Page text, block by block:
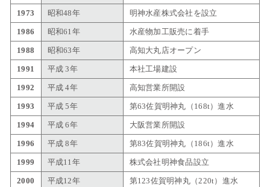
1973 昭和48年 明神水産株式会社を設立
1986 昭和61年 水産物加工販売に着手
1988 昭和63年 高知大丸店オープン
1991 平成 3年 本社工場建設
1992 平成 4年 高知営業所開設
1993 平成 5年 第63佐賀明神丸（168t）進水
1994 平成 6年 大阪営業所開設
1996 平成 8年 第83佐賀明神丸（186t）進水
1999 平成11年 株式会社明神食品設立
2000 平成12年 第123佐賀明神丸（220t）進水